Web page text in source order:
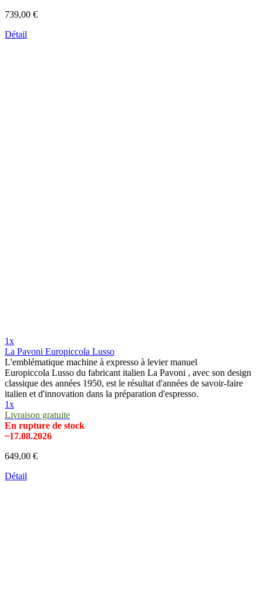
739,00 €
Détail
1x
La Pavoni Europiccola Lusso
L'emblématique machine à expresso à levier manuel
Europiccola Lusso du fabricant italien La Pavoni , avec son design
classique des années 1950, est le résultat d'années de savoir-faire
italien et d'innovation dans la préparation d'espresso.
1x
Livraison gratuite
En rupture de stock
~17.08.2026
649,00 €
Détail